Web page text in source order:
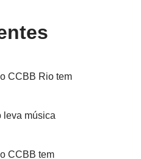
CCBB Rio tem
leva música
CCBB tem